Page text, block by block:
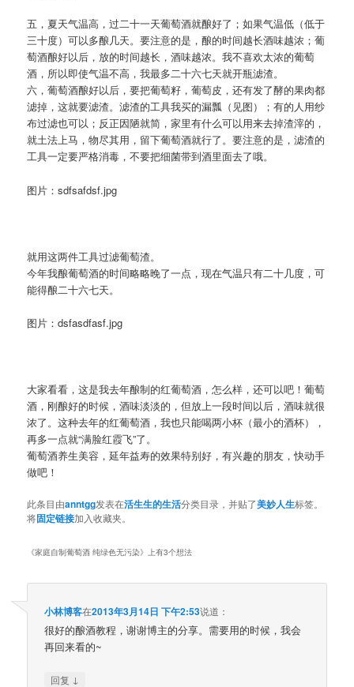
五，夏天气温高，过二十一天葡萄酒就酿好了；如果气温低（低于
三十度）可以多酿几天。要注意的是，酿的时间越长酒味越浓；葡
萄酒酿好以后，放的时间越长，酒味越浓。我不喜欢太浓的葡萄
酒，所以即使气温不高，我最多二十六七天就开瓶滤渣。
六，葡萄酒酿好以后，要把葡萄籽，葡萄皮，还有发了酵的果肉都
滤掉，这就要滤渣。滤渣的工具我买的漏瓢（见图）；有的人用纱
布过滤也可以；反正因陋就简，家里有什么可以用来去掉渣滓的，
就土法上马，物尽其用，留下葡萄酒就行了。要注意的是，滤渣的
工具一定要严格消毒，不要把细菌带到酒里面去了哦。
图片：sdfsafdsf.jpg
就用这两件工具过滤葡萄渣。
今年我酿葡萄酒的时间略略晚了一点，现在气温只有二十几度，可
能得酿二十六七天。
图片：dsfasdfasf.jpg
大家看看，这是我去年酿制的红葡萄酒，怎么样，还可以吧！葡萄
酒，刚酿好的时候，酒味淡淡的，但放上一段时间以后，酒味就很
浓了。这种去年的红葡萄酒，我也只能喝两小杯（最小的酒杯），
再多一点就“满脸红霞飞”了。
葡萄酒养生美容，延年益寿的效果特别好，有兴趣的朋友，快动手
做吧！
此条目由anntgg发表在活生生的生活分类目录，并贴了美妙人生标签。
将固定链接加入收藏夹。
《家庭自制葡萄酒 纯绿色无污染》上有3个想法
小林博客在2013年3月14日 下午2:53说道：
很好的酿酒教程，谢谢博主的分享。需要用的时候，我会
再回来看的~
回复 ↓